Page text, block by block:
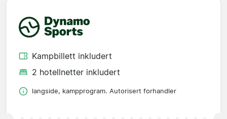
Kampbillett inkludert
2 hotellnetter inkludert
langside, kampprogram. Autorisert forhandler